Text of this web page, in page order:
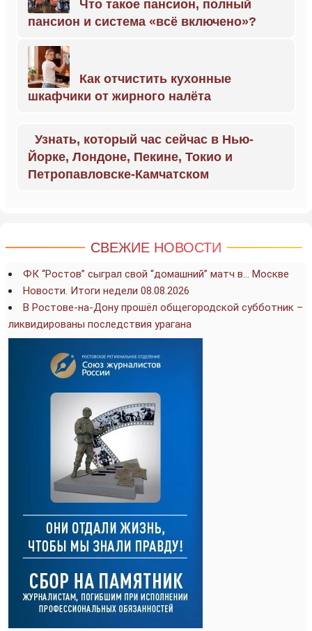
Что такое пансион, полный
пансион и система «всё включено»?
Как отчистить кухонные
шкафчики от жирного налёта
Узнать, который час сейчас в Нью-
Йорке, Лондоне, Пекине, Токио и
Петропавловске-Камчатском
СВЕЖИЕ НОВОСТИ
ФК “Ростов” сыграл свой “домашний” матч в… Москве
Новости. Итоги недели 08.08.2026
В Ростове-на-Дону прошёл общегородской субботник –
ликвидированы последствия урагана